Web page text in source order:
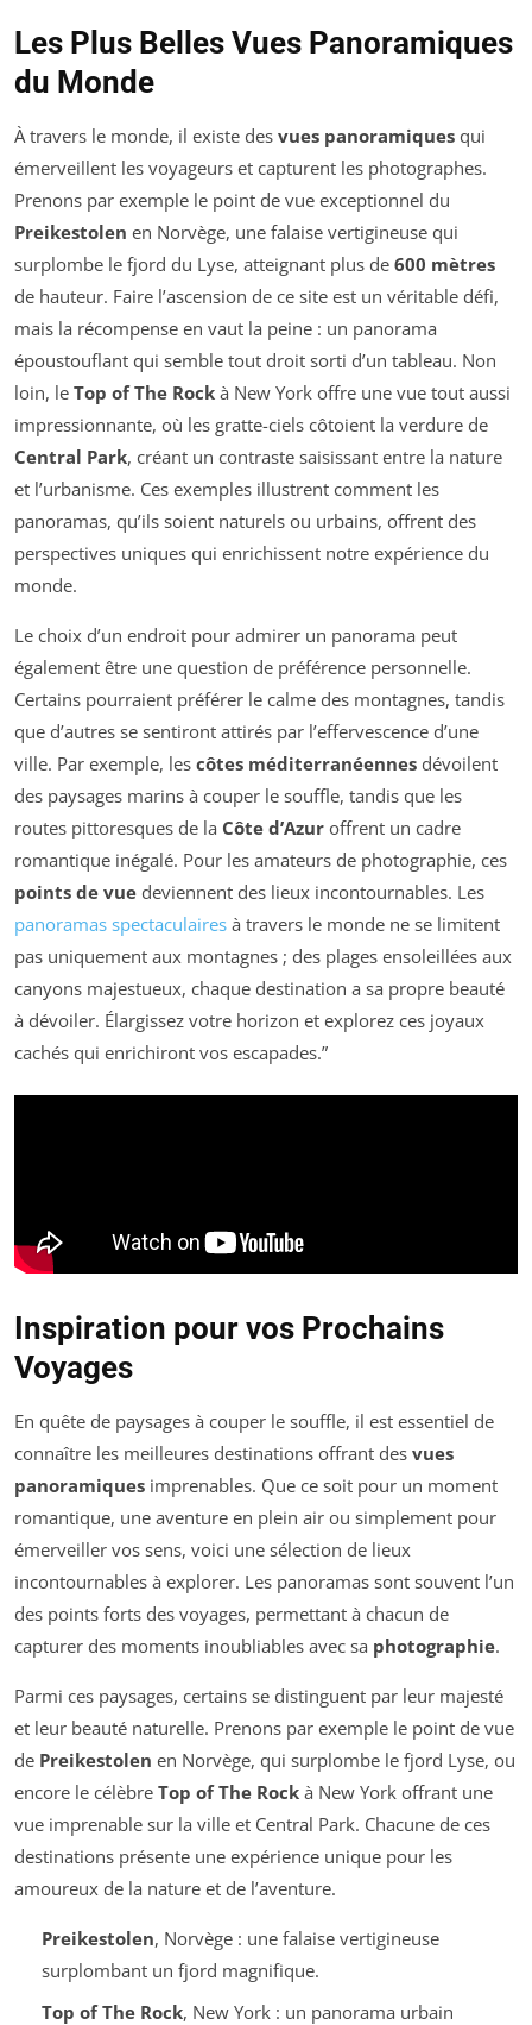
Les Plus Belles Vues Panoramiques
du Monde
À travers le monde, il existe des vues panoramiques qui
émerveillent les voyageurs et capturent les photographes.
Prenons par exemple le point de vue exceptionnel du
Preikestolen en Norvège, une falaise vertigineuse qui
surplombe le fjord du Lyse, atteignant plus de 600 mètres
de hauteur. Faire l’ascension de ce site est un véritable défi,
mais la récompense en vaut la peine : un panorama
époustouflant qui semble tout droit sorti d’un tableau. Non
loin, le Top of The Rock à New York offre une vue tout aussi
impressionnante, où les gratte-ciels côtoient la verdure de
Central Park, créant un contraste saisissant entre la nature
et l’urbanisme. Ces exemples illustrent comment les
panoramas, qu’ils soient naturels ou urbains, offrent des
perspectives uniques qui enrichissent notre expérience du
monde.
Le choix d’un endroit pour admirer un panorama peut
également être une question de préférence personnelle.
Certains pourraient préférer le calme des montagnes, tandis
que d’autres se sentiront attirés par l’effervescence d’une
ville. Par exemple, les côtes méditerranéennes dévoilent
des paysages marins à couper le souffle, tandis que les
routes pittoresques de la Côte d’Azur offrent un cadre
romantique inégalé. Pour les amateurs de photographie, ces
points de vue deviennent des lieux incontournables. Les
panoramas spectaculaires à travers le monde ne se limitent
pas uniquement aux montagnes ; des plages ensoleillées aux
canyons majestueux, chaque destination a sa propre beauté
à dévoiler. Élargissez votre horizon et explorez ces joyaux
cachés qui enrichiront vos escapades.”
Inspiration pour vos Prochains
Voyages
En quête de paysages à couper le souffle, il est essentiel de
connaître les meilleures destinations offrant des vues
panoramiques imprenables. Que ce soit pour un moment
romantique, une aventure en plein air ou simplement pour
émerveiller vos sens, voici une sélection de lieux
incontournables à explorer. Les panoramas sont souvent l’un
des points forts des voyages, permettant à chacun de
capturer des moments inoubliables avec sa photographie.
Parmi ces paysages, certains se distinguent par leur majesté
et leur beauté naturelle. Prenons par exemple le point de vue
de Preikestolen en Norvège, qui surplombe le fjord Lyse, ou
encore le célèbre Top of The Rock à New York offrant une
vue imprenable sur la ville et Central Park. Chacune de ces
destinations présente une expérience unique pour les
amoureux de la nature et de l’aventure.
Preikestolen, Norvège : une falaise vertigineuse
surplombant un fjord magnifique.
Top of The Rock, New York : un panorama urbain